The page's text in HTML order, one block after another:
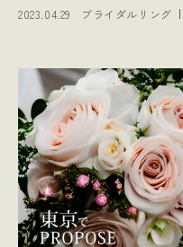
2023.04.29 ブライダルリング